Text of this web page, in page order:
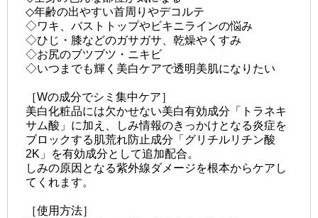
◇年齢の出やすい首周りやデコルテ
◇ワキ、バストトップやビキニラインの悩み
◇ひじ・膝などのガサガサ、乾燥やくすみ
◇お尻のブツブツ・ニキビ
◇いつまでも輝く美白ケアで透明美肌になりたい
［Wの成分でシミ集中ケア］
美白化粧品には欠かせない美白有効成分「トラネキ
サム酸」に加え、しみ情報のきっかけとなる炎症を
ブロックする肌荒れ防止成分「グリチルリチン酸
2K」を有効成分として追加配合。
しみの原因となる紫外線ダメージを根本からケアし
てくれます。
［使用方法］